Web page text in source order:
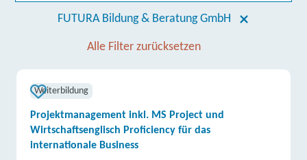
FUTURA Bildung & Beratung GmbH
Alle Filter zurücksetzen
Weiterbildung
Projektmanagement inkl. MS Project und
Wirtschaftsenglisch Proficiency für das
internationale Business